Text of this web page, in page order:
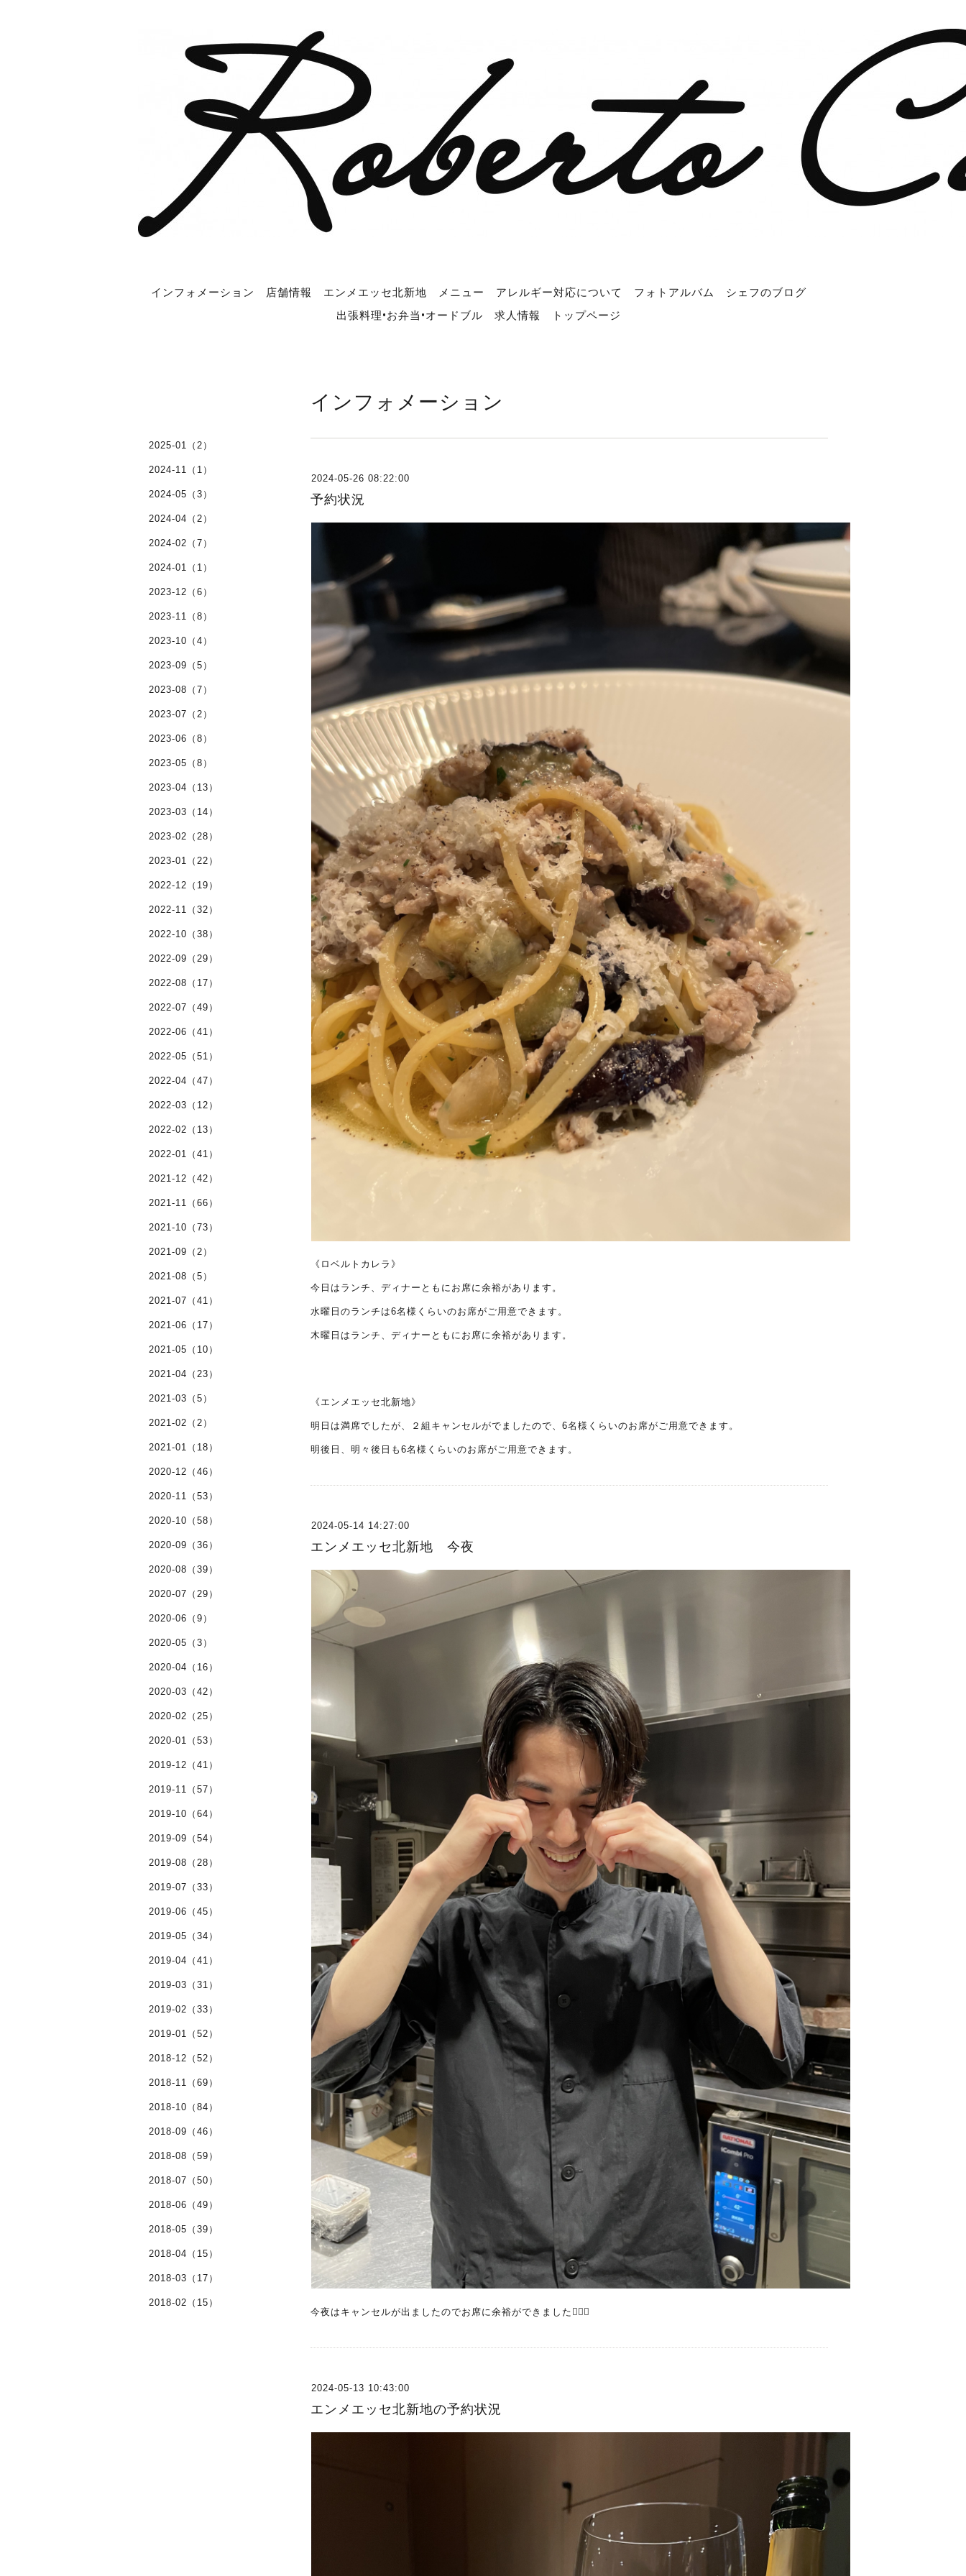
インフォメーション 店舗情報 エンメエッセ北新地 メニュー アレルギー対応について フォトアルバム
シェフのブログ
出張料理•お弁当•オードブル
求人情報 トップページ
インフォメーション
2024-05-26 08:22:00
予約状況
《ロベルトカレラ》
今日はランチ、ディナーともにお席に余裕があります。
水曜日のランチは6名様くらいのお席がご用意できます。
木曜日はランチ、ディナーともにお席に余裕があります。
《エンメエッセ北新地》
明日は満席でしたが、２組キャンセルがでましたので、6名様くらいのお席がご用意できます。
明後日、明々後日も6名様くらいのお席がご用意できます。
2024-05-14 14:27:00
エンメエッセ北新地 今夜
今夜はキャンセルが出ましたのでお席に余裕ができました🙇🏻‍♂️
2024-05-13 10:43:00
エンメエッセ北新地の予約状況
2025-01（2）
2024-11（1）
2024-05（3）
2024-04（2）
2024-02（7）
2024-01（1）
2023-12（6）
2023-11（8）
2023-10（4）
2023-09（5）
2023-08（7）
2023-07（2）
2023-06（8）
2023-05（8）
2023-04（13）
2023-03（14）
2023-02（28）
2023-01（22）
2022-12（19）
2022-11（32）
2022-10（38）
2022-09（29）
2022-08（17）
2022-07（49）
2022-06（41）
2022-05（51）
2022-04（47）
2022-03（12）
2022-02（13）
2022-01（41）
2021-12（42）
2021-11（66）
2021-10（73）
2021-09（2）
2021-08（5）
2021-07（41）
2021-06（17）
2021-05（10）
2021-04（23）
2021-03（5）
2021-02（2）
2021-01（18）
2020-12（46）
2020-11（53）
2020-10（58）
2020-09（36）
2020-08（39）
2020-07（29）
2020-06（9）
2020-05（3）
2020-04（16）
2020-03（42）
2020-02（25）
2020-01（53）
2019-12（41）
2019-11（57）
2019-10（64）
2019-09（54）
2019-08（28）
2019-07（33）
2019-06（45）
2019-05（34）
2019-04（41）
2019-03（31）
2019-02（33）
2019-01（52）
2018-12（52）
2018-11（69）
2018-10（84）
2018-09（46）
2018-08（59）
2018-07（50）
2018-06（49）
2018-05（39）
2018-04（15）
2018-03（17）
2018-02（15）